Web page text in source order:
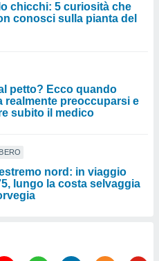
chicchi: 5 curiosità che
conosci sulla pianta del
petto? Ecco quando
realmente preoccuparsi e
subito il medico
nord: in viaggio
lungo la costa selvaggia